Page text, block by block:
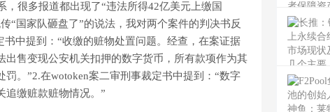
很多报道都出现了“违法所得42亿美元上缴国
“国家队砸盘了”的说法，我对两个案件的判决书反
中提到：“收缴的赃物处置问题。经查，在案证据
售变现公安机关扣押的数字货币，所有款项作为其
。”2.在wotoken案二审刑事裁定书中提到：“数字
追缴赃款赃物情况。”